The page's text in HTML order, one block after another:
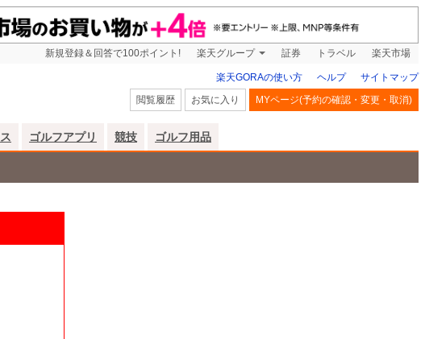
新規登録＆回答で100ポイント! 楽天グループ 証券 トラベル 楽天市場
楽天GORAの使い方 ヘルプ
サイトマップ
閲覧履歴
お気に入り MYページ(予約の確認・変更・取消)
ゴルフアプリ 競技 ゴルフ用品